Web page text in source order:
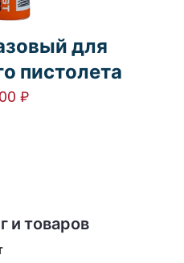
для
пистолета
₽
и товаров